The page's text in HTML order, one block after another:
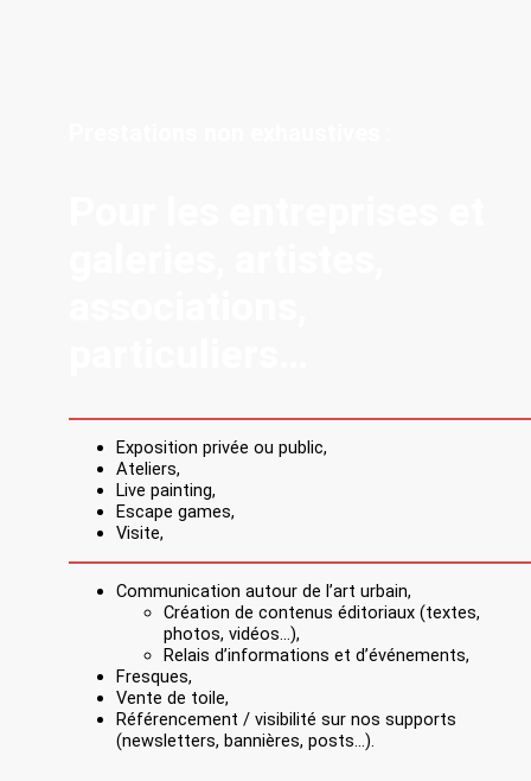
Exposition privée ou public,
Ateliers,
Live painting,
Escape games,
Visite,
Communication autour de l’art urbain,
Création de contenus éditoriaux (textes,
photos, vidéos…),
Relais d’informations et d’événements,
Fresques,
Vente de toile,
Référencement / visibilité sur nos supports
(newsletters, bannières, posts…).